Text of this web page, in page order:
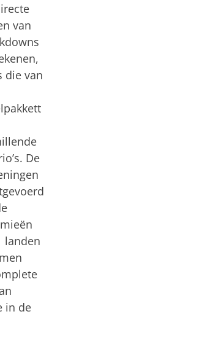
van
die van
De
landen
in de